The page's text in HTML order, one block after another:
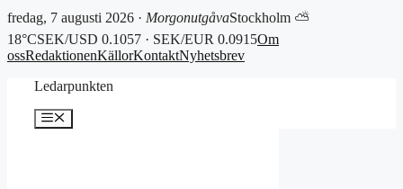
fredag, 7 augusti 2026 · MorgonutgåvaStockholm ⛅
18°CSEK/USD 0.1057 · SEK/EUR 0.0915Om
ossRedaktionenKällorKontaktNyhetsbrev
Ledarpunkten
Meny